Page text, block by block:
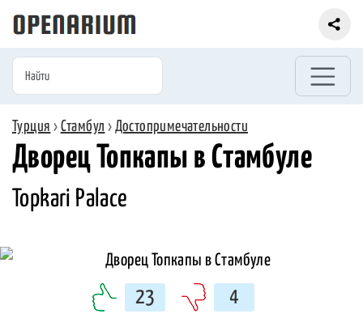
Турция › Стамбул › Достопримечательности
Дворец Топкапы в Стамбуле
Topkari Palace
23 4